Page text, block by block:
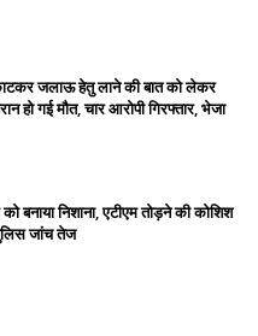
जलाऊ हेतु लाने की बात को लेकर
हो गई मौत, चार आरोपी गिरफ्तार, भेजा
बनाया निशाना, एटीएम तोड़ने की कोशिश
जांच तेज